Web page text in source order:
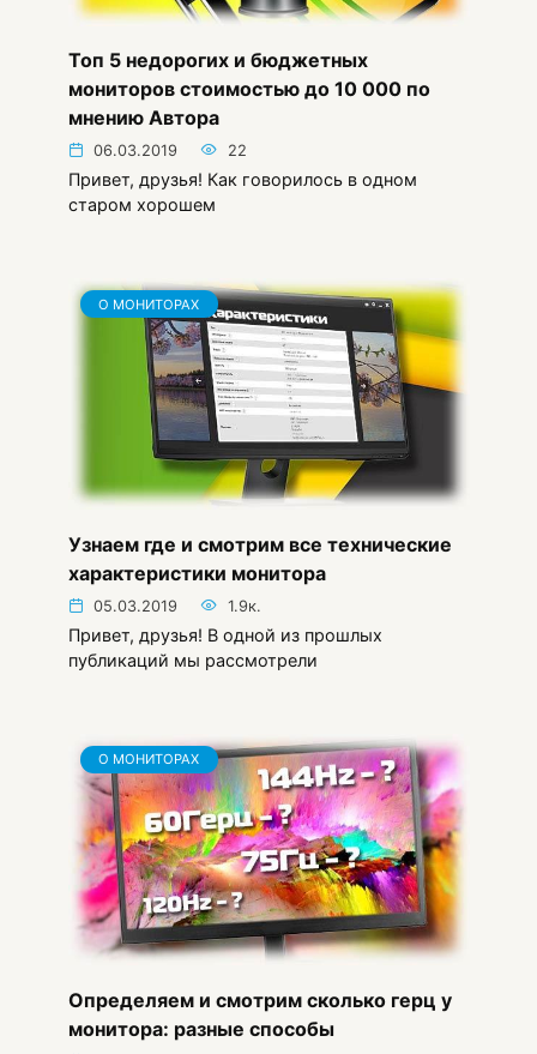
Топ 5 недорогих и бюджетных
мониторов стоимостью до 10 000 по
мнению Автора
06.03.2019 22
Привет, друзья! Как говорилось в одном
старом хорошем
О МОНИТОРАХ
Узнаем где и смотрим все технические
характеристики монитора
05.03.2019 1.9к.
Привет, друзья! В одной из прошлых
публикаций мы рассмотрели
О МОНИТОРАХ
Определяем и смотрим сколько герц у
монитора: разные способы